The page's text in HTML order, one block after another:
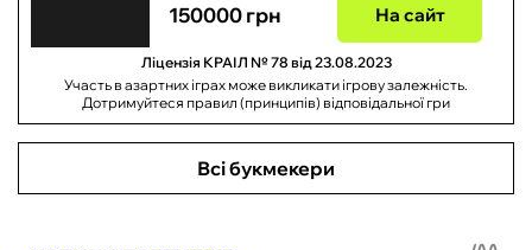
150000 грн На сайт
Ліцензія КРАІЛ № 78 від 23.08.2023
Участь в азартних іграх може викликати ігрову залежність.
Дотримуйтеся правил (принципів) відповідальної гри
Всі букмекери